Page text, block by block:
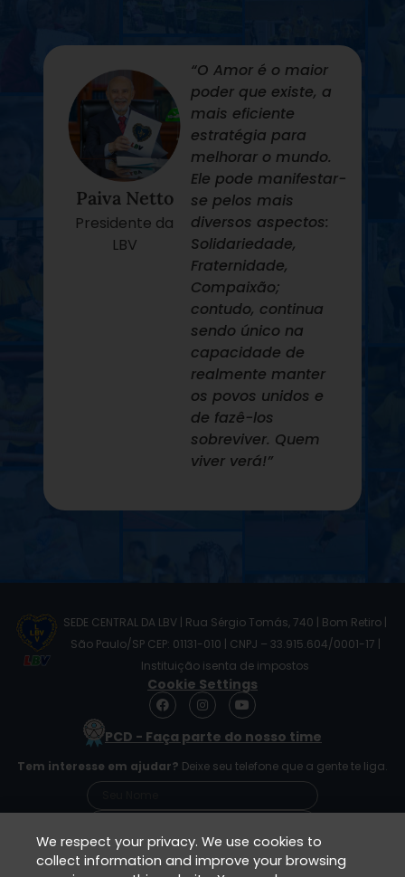
“Na minha passagem pela LBV,
fui provocado diversas vezes a
pensar sobre sustentabilidade.
Acredito que deixou uma
semente em mim, na minha
forma de pensar e criar”.
Antônio Rocha, de
Salvador/BA.
Ler história completa
Paiva Netto
Presidente da
LBV
“O Amor é o maior
poder que existe, a
mais eficiente
estratégia para
melhorar o mundo.
Ele pode manifestar-
se pelos mais
diversos aspectos:
Solidariedade,
Fraternidade,
Compaixão;
contudo, continua
sendo único na
capacidade de
realmente manter
os povos unidos e
de fazê-los
sobreviver. Quem
viver verá!”
SEDE CENTRAL DA LBV | Rua Sérgio Tomás, 740 | Bom Retiro |
São Paulo/SP CEP: 01131-010 | CNPJ – 33.915.604/0001-17 |
Instituição isenta de impostos
Cookie Settings
F
a
e
o
o
I
n
t
g
r
m
Y
o
t
b
e
PCD - Faça parte do nosso time
Tem interesse em ajudar? Deixe seu telefone que a gente te liga.
We respect your privacy. We use cookies to
collect information and improve your browsing